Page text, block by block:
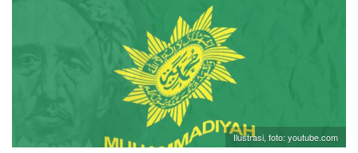
Ilustrasi, foto: youtube.com